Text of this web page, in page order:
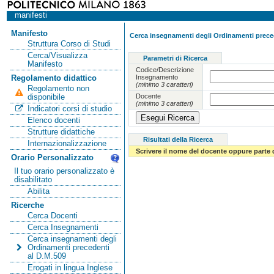
manifesti
Manifesto
Struttura Corso di Studi
Cerca/Visualizza
Manifesto
Regolamento didattico
Regolamento non
disponibile
Indicatori corsi di studio
Elenco docenti
Strutture didattiche
Internazionalizzazione
Orario Personalizzato
Il tuo orario personalizzato è
disabilitato
Abilita
Ricerche
Cerca Docenti
Cerca Insegnamenti
Cerca insegnamenti degli
Ordinamenti precedenti
al D.M.509
Erogati in lingua Inglese
Cerca insegnamenti degli Ordinamenti
Parametri di Ricerca
Codice/Descrizione
Insegnamento
(minimo 3 caratteri)
Docente
(minimo 3 caratteri)
Risultati della Ricerca
Scrivere il nome del docente oppure